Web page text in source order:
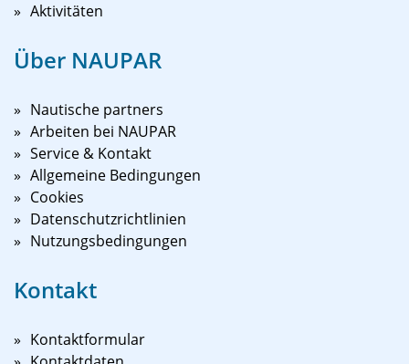
Aktivitäten
Über NAUPAR
Nautische partners
Arbeiten bei NAUPAR
Service & Kontakt
Allgemeine Bedingungen
Cookies
Datenschutzrichtlinien
Nutzungsbedingungen
Kontakt
Kontaktformular